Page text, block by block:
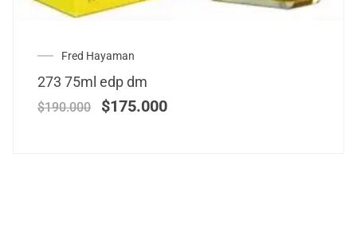
Fred Hayaman
273 75ml edp dm
$190.000 $175.000